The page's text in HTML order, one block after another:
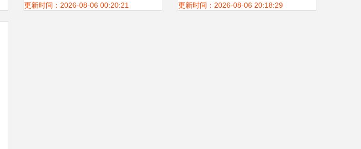
力保交付
更新时间：2026-08-06 00:20:21 更新时间：2026-08-06 20:18:29